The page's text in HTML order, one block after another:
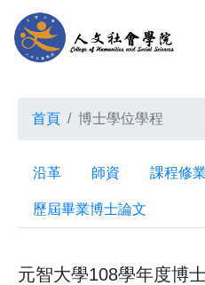
首頁 博士學位學程
沿革 師資 課程修業
歷屆畢業博士論文
元智大學108學年度博